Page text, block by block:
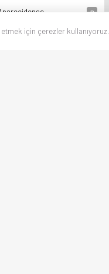
B
Primavera M
için çerezler kullanıyoruz.